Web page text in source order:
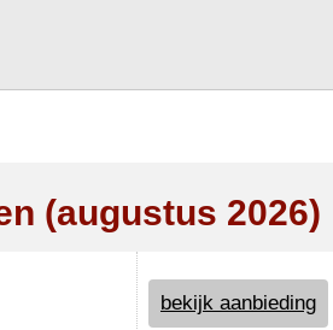
(augustus 2026)
bekijk aanbieding